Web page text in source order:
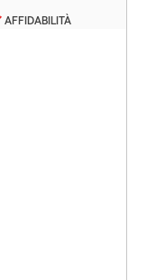
AFFIDABILITÀ